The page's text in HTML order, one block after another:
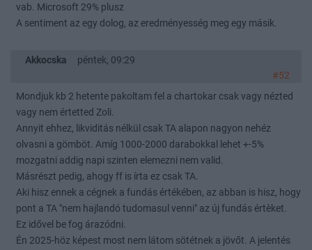
vab. Microsoft 29% plusz
A sentiment az egy dolog, az eredményesség meg egy másik.
Akkocska
péntek, 09:29
#52
Mondjuk kb 2 hetente pakoltam fel a chartokar csak vagy nézted
vagy nem értetted Zoli.
Annyit ehhez, likviditás nélkül csak TA alapon nagyon nehéz
olvasni a gömböt. Amíg 1000-2000 darabokkal lehet +-5%
mozgatni addig napi szinten elemezni nem valid.
Másrészt pedig, ahogy ff is írta ez csak TA.
Aki hisz ennek a cégnek a fundás értékében, az abban is hisz, hogy
pont a TA "nem hajlandó tudomasul venni" az új fundás értèket.
Ez idővel be fog árazódni.
Én 2025-höz képest most nem látom sötétnek a jövőt. A jelentés